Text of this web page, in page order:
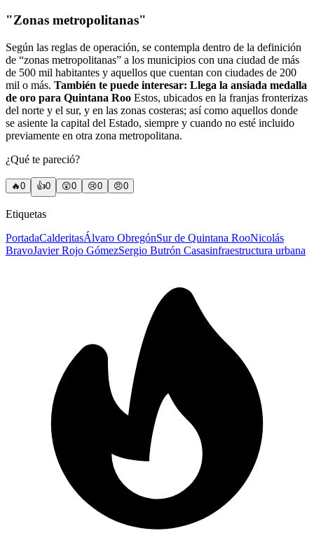
"Zonas metropolitanas"
Según las reglas de operación, se contempla dentro de la definición
de “zonas metropolitanas” a los municipios con una ciudad de más
de 500 mil habitantes y aquellos que cuentan con ciudades de 200
mil o más. También te puede interesar: Llega la ansiada medalla
de oro para Quintana Roo Estos, ubicados en la franjas fronterizas
del norte y el sur, y en las zonas costeras; así como aquellos donde
se asiente la capital del Estado, siempre y cuando no esté incluido
previamente en otra zona metropolitana.
¿Qué te pareció?
🔥0 👍0 😲0 😢0 😠0
Etiquetas
PortadaCalderitasÁlvaro ObregónSur de Quintana RooNicolás
BravoJavier Rojo GómezSergio Butrón Casasinfraestructura urbana